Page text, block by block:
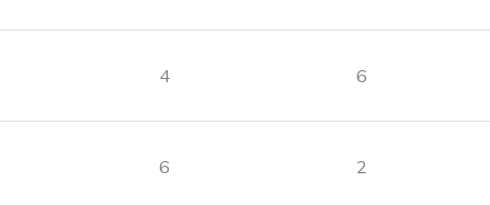
4 6
6 2